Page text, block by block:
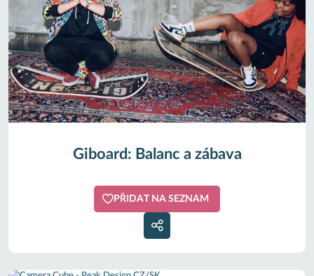
Giboard: Balanc a zábava
PŘIDAT NA SEZNAM